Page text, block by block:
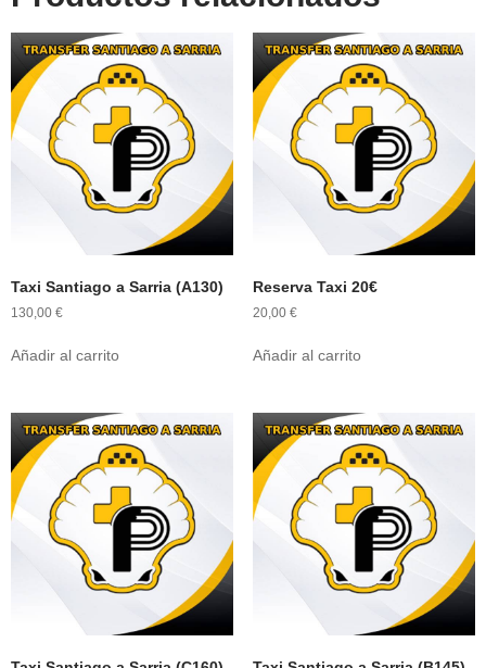
Taxi Santiago a Sarria (A130)
130,00 €
Añadir al carrito
Reserva Taxi 20€
20,00 €
Añadir al carrito